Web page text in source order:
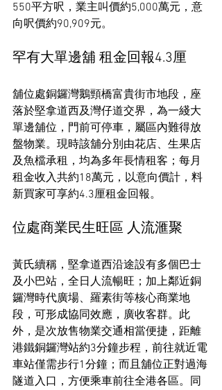
550平方呎，業主叫價約5,000萬元，意
向呎價約90,909元。
罕有大單邊舖 租金回報4.3厘
舖位處銅鑼灣鵝頸橋富貴街市地段，座
落於堅拿道西及灣仔道交界，為一綫大
單邊舖位，門前可停車，屬區內難得放
盤物業。現時該舖分別由花店、生果店
及魚檔承租，均為多年長情租客；每月
租金收入共約18萬元，以意向價計，料
新買家可享約4.3厘租金回報。
位處商業民生旺區 人流滙聚
黃氏續稱，堅拿道西沿途設有多個巴士
及小巴站，全日人流暢旺；加上鄰近銅
鑼灣時代廣場、羅素街等核心商業地
段，可形成協同效應，廣收客群。此
外，是次放售物業交通相當便捷，距離
港鐵銅鑼灣站約3分鐘步程，前往就近電
車站僅需步行1分鐘；而且舖位正對過海
隧道入口，方便乘車前往全港各區。同